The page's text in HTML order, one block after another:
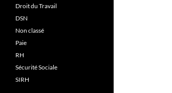
Droit du Travail
DSN
Non classé
Paie
RH
Sécurité Sociale
SIRH